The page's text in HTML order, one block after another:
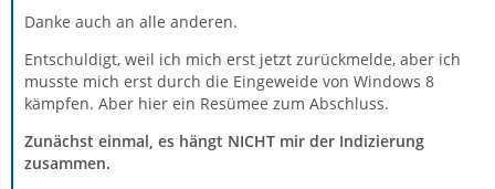
Danke auch an alle anderen.
Entschuldigt, weil ich mich erst jetzt zurückmelde, aber ich
musste mich erst durch die Eingeweide von Windows 8
kämpfen. Aber hier ein Resümee zum Abschluss.
Zunächst einmal, es hängt NICHT mir der Indizierung
zusammen.